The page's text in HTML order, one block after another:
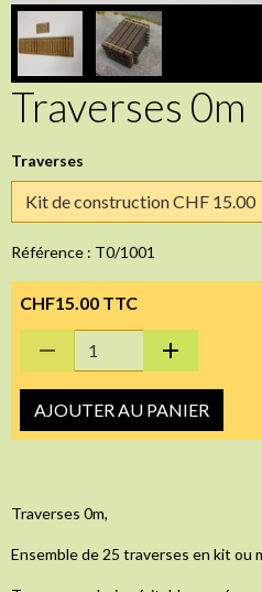
Traverses 0m
Traverses
Référence : T0/1001
CHF15.00 TTC
AJOUTER AU PANIER
Traverses 0m,
Ensemble de 25 traverses en kit ou